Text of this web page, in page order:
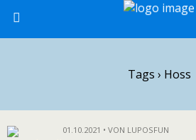
Tags › Hoss
01.10.2021 • VON LUPOSFUN